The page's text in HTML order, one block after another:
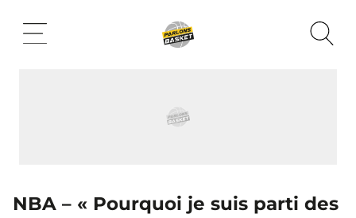
contenu
NBA – « Pourquoi je suis parti des